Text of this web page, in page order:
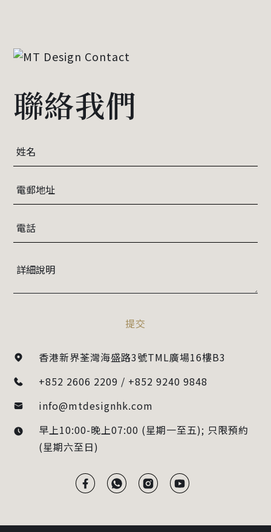
聯絡我們
提交
香港新界荃灣海盛路3號TML廣場16樓B3
+852 2606 2209 / +852 9240 9848
info@mtdesignhk.com
早上10:00-晚上07:00 (星期一至五); 只限預約
(星期六至日)